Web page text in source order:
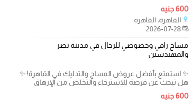
600 جنيه
القاهرة، القاهره
مساج راقي وخصوصي للرجال في مدينة نصر
والمهندسين
✨ استمتع بأفضل عروض المساج والتدليك في القاهرة! ✨
هل تبحث عن فرصة للاسترخاء والتخلص من الإرهاق
600 جنيه